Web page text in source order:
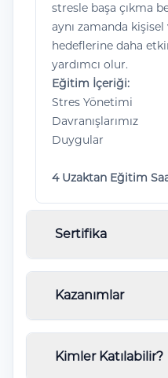
stresle başa çıkma
aynı zamanda
hedeflerine daha
yardımcı olur.
Eğitim İçeriği:
Stres Yönetimi
Davranışlarımız
Duygular
4 Uzaktan Eğitim
Sertifika
Örneği verilen
Eğitim Sonunda ;
Kazanımlar
Eğitim süreci
Kimler Katılabilir?